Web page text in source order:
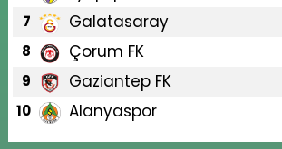
7 Galatasaray
8 Çorum FK
9 Gaziantep FK
10 Alanyaspor